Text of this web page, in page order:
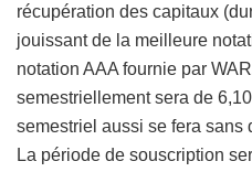
récupération des capitaux
jouissant de la meilleure
notation AAA fournie par
semestriellement sera de
semestriel aussi se fera sans
La période de souscription